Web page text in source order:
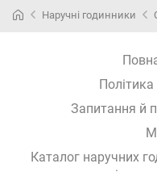
Наручні годинники
Політика
Запитання й
Каталог наручних